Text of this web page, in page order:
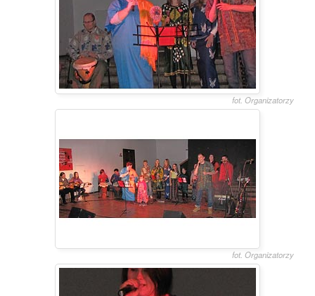
fot. Organizatorzy
fot. Organizatorzy